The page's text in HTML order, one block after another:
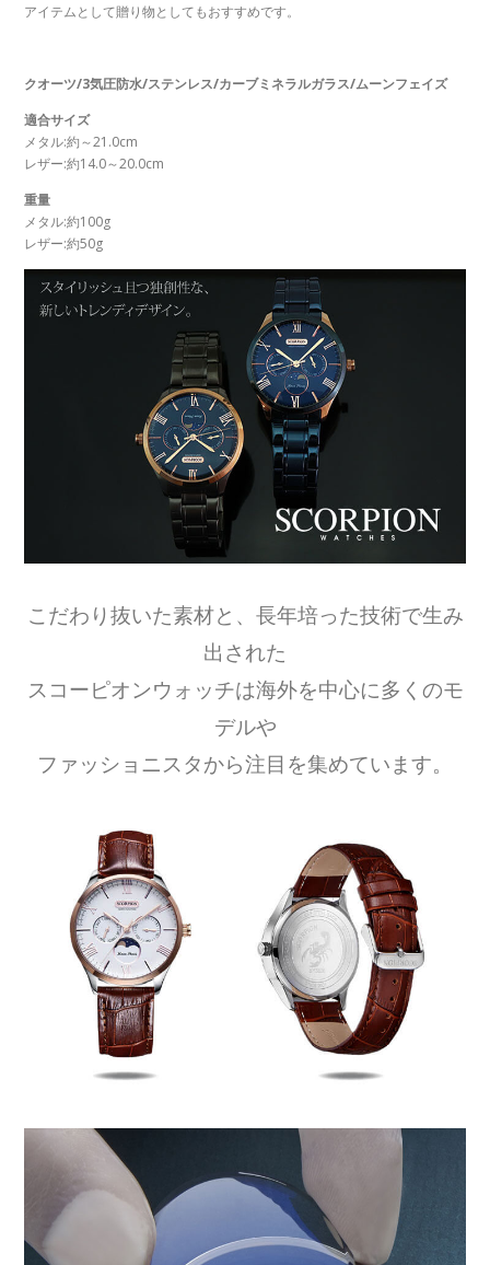
アイテムとして贈り物としてもおすすめです。
クオーツ/3気圧防水/ステンレス/カーブミネラルガラス/ムーンフェイズ
適合サイズ
メタル:約～21.0cm
レザー:約14.0～20.0cm
重量
メタル:約100g
レザー:約50g
こだわり抜いた素材と、長年培った技術で生み
出された
スコーピオンウォッチは海外を中心に多くのモ
デルや
ファッショニスタから注目を集めています。